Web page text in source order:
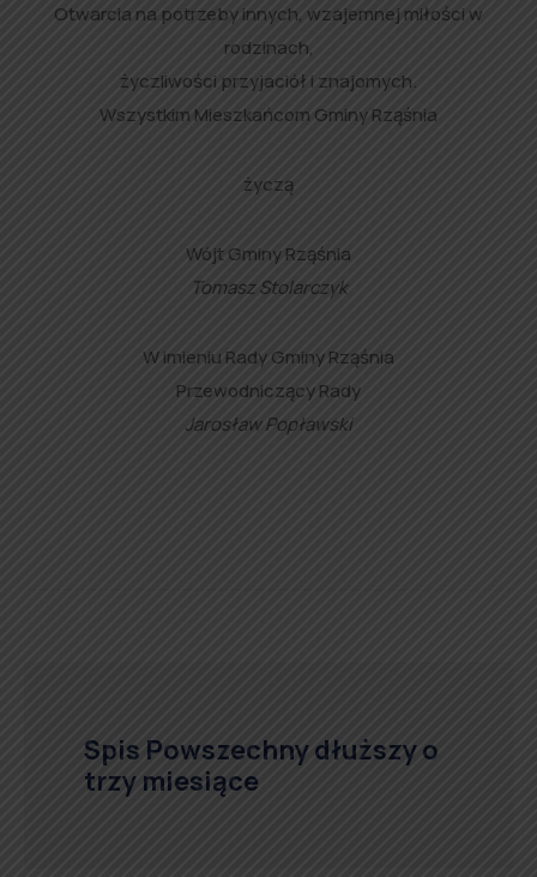
Otwarcia na potrzeby innych, wzajemnej miłości w
rodzinach,
życzliwości przyjaciół i znajomych.
Wszystkim Mieszkańcom Gminy Rząśnia
życzą
Wójt Gminy Rząśnia
Tomasz Stolarczyk
W imieniu Rady Gminy Rząśnia
Przewodniczący Rady
Jarosław Popławski
Spis Powszechny dłuższy o
trzy miesiące